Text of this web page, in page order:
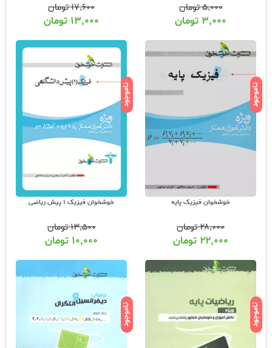
۵,۰۰۰تومان
۳,۰۰۰ تومان
۱۷,۶۰۰تومان
۱۳,۰۰۰ تومان
ناموجود
خوشخوان فیزیک پایه
۲۸,۰۰۰تومان
۲۲,۰۰۰ تومان
ناموجود
خوشخوان فیزیک 1 پیش ریاضی
۱۳,۵۰۰تومان
۱۰,۰۰۰ تومان
ناموجود ناموجود